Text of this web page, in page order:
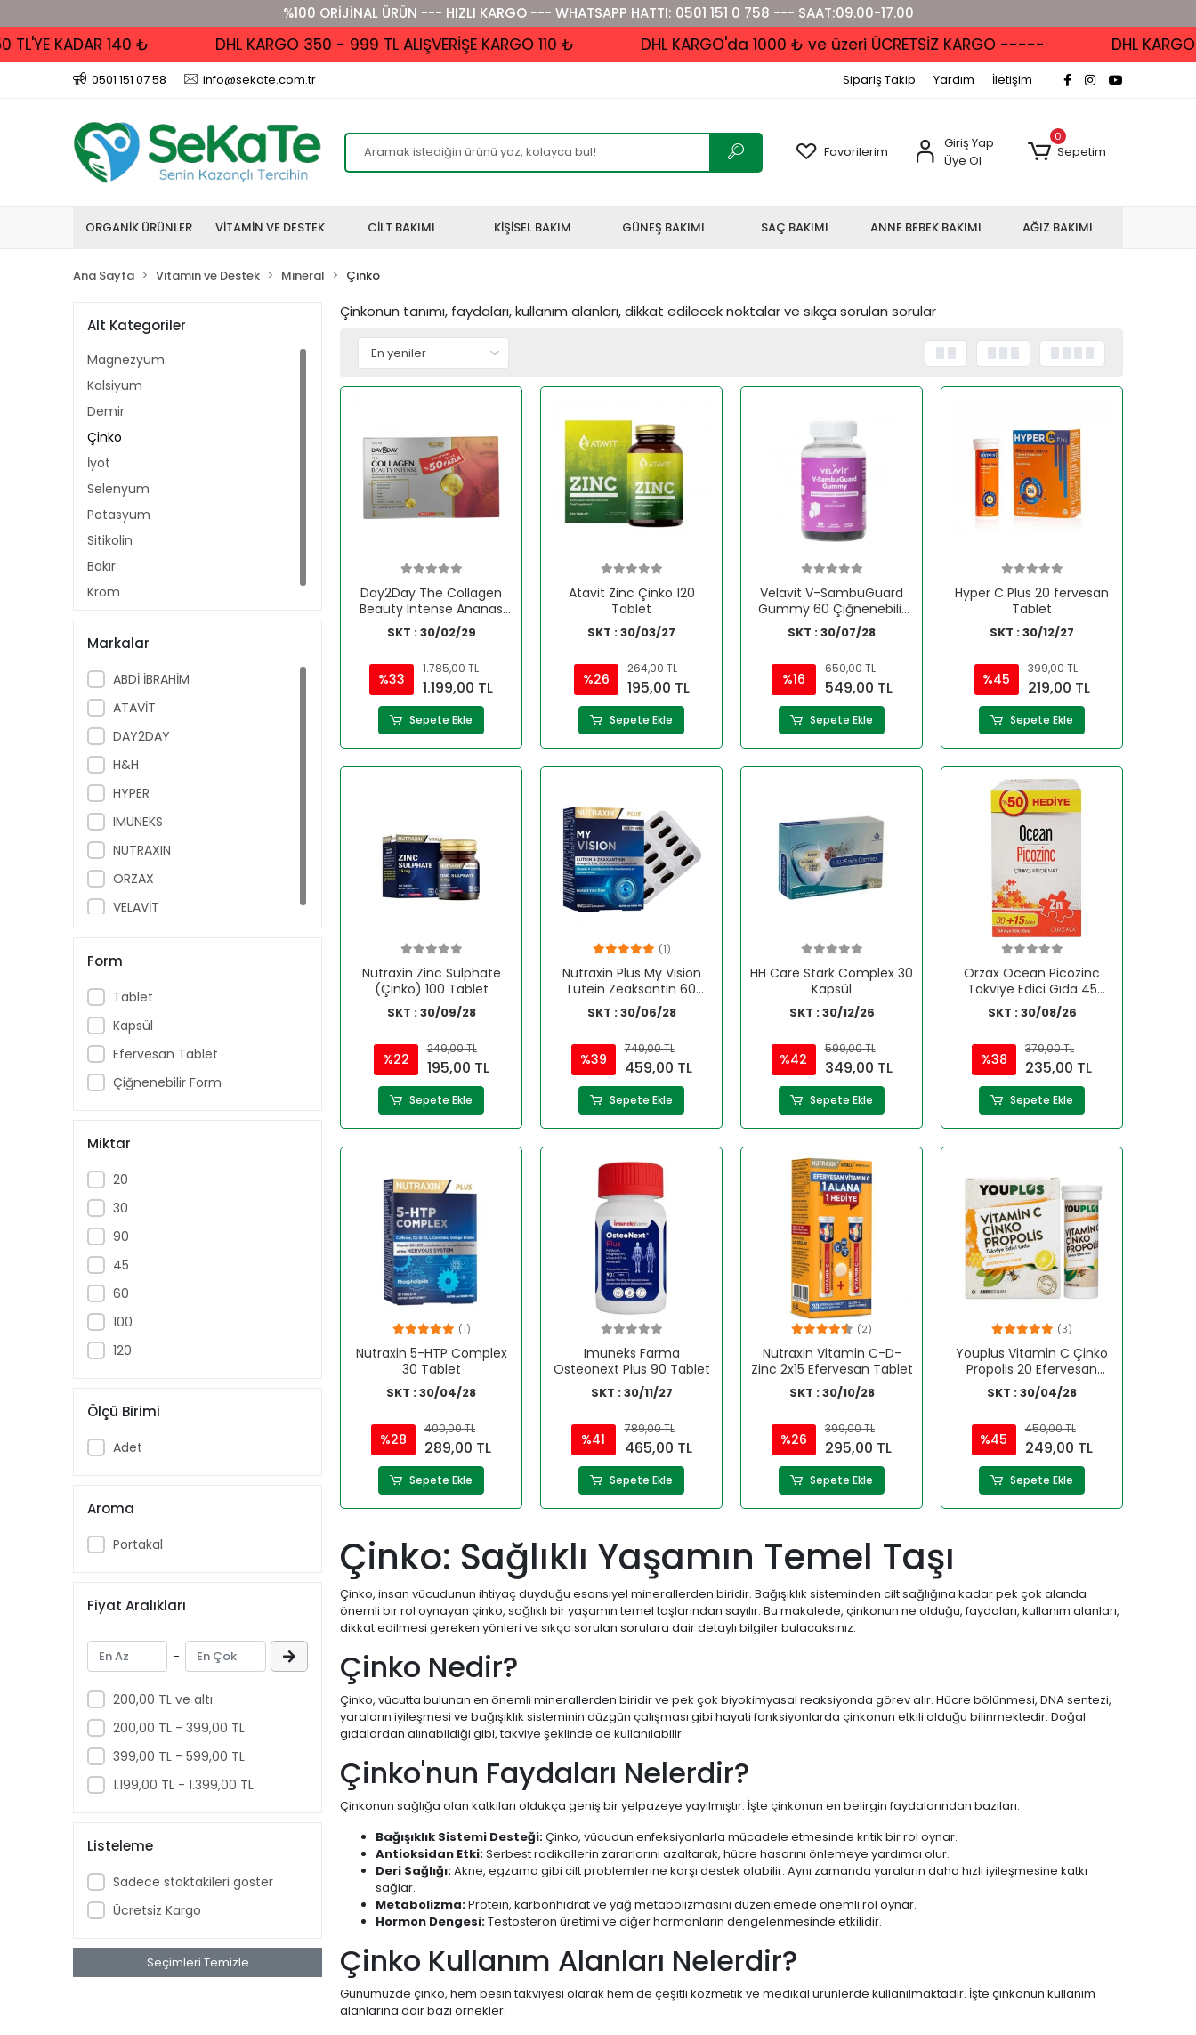
%100 ORİJİNAL ÜRÜN --- HIZLI KARGO --- WHATSAPP HATTI: 0501 151 0 758 --- SAAT:09.00-17.00
KADAR 140 ₺ DHL KARGO 350 - 999 TL ALIŞVERİŞE KARGO 110 ₺ DHL KARGO'da 1000 ₺ ve üzeri ÜCRETSİZ KARGO ----- DHL
0501 151 07 58 info@sekate.com.tr Sipariş Takip Yardım İletişim
Favorilerim
Giriş Yap
Üye Ol
0
Sepetim
ORGANİK ÜRÜNLER VİTAMİN VE DESTEK CİLT BAKIMI KİŞİSEL BAKIM GÜNEŞ BAKIMI SAÇ BAKIMI ANNE BEBEK BAKIMI AĞIZ BAKIMI
Ana Sayfa Vitamin ve Destek Mineral Çinko
Alt Kategoriler
Magnezyum
Kalsiyum
Demir
Çinko
İyot
Selenyum
Potasyum
Sitikolin
Bakır
Krom
Markalar
ABDİ İBRAHİM
ATAVİT
DAY2DAY
H&H
HYPER
IMUNEKS
NUTRAXIN
ORZAX
VELAVİT
Form
Tablet
Kapsül
Efervesan Tablet
Çiğnenebilir Form
Miktar
20
30
90
45
60
100
120
Ölçü Birimi
Adet
Aroma
Portakal
Fiyat Aralıkları
-
200,00 TL ve altı
200,00 TL - 399,00 TL
399,00 TL - 599,00 TL
1.199,00 TL - 1.399,00 TL
Listeleme
Sadece stoktakileri göster
Ücretsiz Kargo
Seçimleri Temizle
Çinkonun tanımı, faydaları, kullanım alanları, dikkat edilecek noktalar ve sıkça sorulan sorular
Day2Day The Collagen
Beauty Intense Ananas
Aromalı 45 Saşe
SKT : 30/02/29
%33
1.785,00 TL
1.199,00 TL
Sepete Ekle
Atavit Zinc Çinko 120
Tablet
SKT : 30/03/27
%26
264,00 TL
195,00 TL
Sepete Ekle
Velavit V-SambuGuard
Gummy 60 Çiğnenebilir
Form
SKT : 30/07/28
%16
650,00 TL
549,00 TL
Sepete Ekle
Hyper C Plus 20 fervesan
Tablet
SKT : 30/12/27
%45
399,00 TL
219,00 TL
Sepete Ekle
Nutraxin Zinc Sulphate
(Çinko) 100 Tablet
SKT : 30/09/28
%22
249,00 TL
195,00 TL
Sepete Ekle
(1)
Nutraxin Plus My Vision
Lutein Zeaksantin 60
Kapsül
SKT : 30/06/28
%39
749,00 TL
459,00 TL
Sepete Ekle
HH Care Stark Complex 30
Kapsül
SKT : 30/12/26
%42
599,00 TL
349,00 TL
Sepete Ekle
Orzax Ocean Picozinc
Takviye Edici Gıda 45
Tablet
SKT : 30/08/26
%38
379,00 TL
235,00 TL
Sepete Ekle
(1)
Nutraxin 5-HTP Complex
30 Tablet
SKT : 30/04/28
%28
400,00 TL
289,00 TL
Sepete Ekle
Imuneks Farma
Osteonext Plus 90 Tablet
SKT : 30/11/27
%41
789,00 TL
465,00 TL
Sepete Ekle
(2)
Nutraxin Vitamin C-D-
Zinc 2x15 Efervesan Tablet
SKT : 30/10/28
%26
399,00 TL
295,00 TL
Sepete Ekle
(3)
Youplus Vitamin C Çinko
Propolis 20 Efervesan
Tablet
SKT : 30/04/28
%45
450,00 TL
249,00 TL
Sepete Ekle
Çinko: Sağlıklı Yaşamın Temel Taşı
Çinko, insan vücudunun ihtiyaç duyduğu esansiyel minerallerden biridir. Bağışıklık sisteminden cilt sağlığına kadar pek çok alanda
önemli bir rol oynayan çinko, sağlıklı bir yaşamın temel taşlarından sayılır. Bu makalede, çinkonun ne olduğu, faydaları, kullanım alanları,
dikkat edilmesi gereken yönleri ve sıkça sorulan sorulara dair detaylı bilgiler bulacaksınız.
Çinko Nedir?
Çinko, vücutta bulunan en önemli minerallerden biridir ve pek çok biyokimyasal reaksiyonda görev alır. Hücre bölünmesi, DNA sentezi,
yaraların iyileşmesi ve bağışıklık sisteminin düzgün çalışması gibi hayati fonksiyonlarda çinkonun etkili olduğu bilinmektedir. Doğal
gıdalardan alınabildiği gibi, takviye şeklinde de kullanılabilir.
Çinko'nun Faydaları Nelerdir?
Çinkonun sağlığa olan katkıları oldukça geniş bir yelpazeye yayılmıştır. İşte çinkonun en belirgin faydalarından bazıları:
Bağışıklık Sistemi Desteği:Çinko, vücudun enfeksiyonlarla mücadele etmesinde kritik bir rol oynar.
Antioksidan Etki:Serbest radikallerin zararlarını azaltarak, hücre hasarını önlemeye yardımcı olur.
Deri Sağlığı:Akne, egzama gibi cilt problemlerine karşı destek olabilir. Aynı zamanda yaraların daha hızlı iyileşmesine katkı
sağlar.
Metabolizma:Protein, karbonhidrat ve yağ metabolizmasını düzenlemede önemli rol oynar.
Hormon Dengesi:Testosteron üretimi ve diğer hormonların dengelenmesinde etkilidir.
Çinko Kullanım Alanları Nelerdir?
Günümüzde çinko, hem besin takviyesi olarak hem de çeşitli kozmetik ve medikal ürünlerde kullanılmaktadır. İşte çinkonun kullanım
alanlarına dair bazı örnekler: